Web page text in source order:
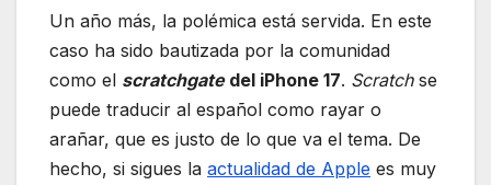
Un año más, la polémica está servida. En este
caso ha sido bautizada por la comunidad
como el scratchgatedel iPhone 17. Scratchse
puede traducir al español como rayar o
arañar, que es justo de lo que va el tema. De
hecho, si sigues la actualidad de Apple es muy